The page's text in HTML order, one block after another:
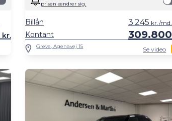
kr.
prisen ændrer sig.
Kontant 309.800
Billån 3.245 kr./md.
Greve, Agenavej 15 Se video